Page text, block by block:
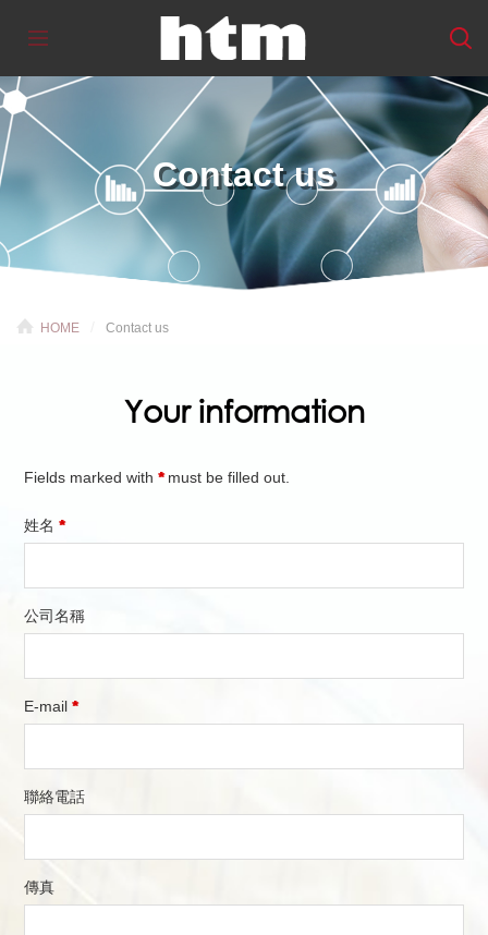
Contact us
HOME Contact us
Your information
Fields marked with*must be filled out.
姓名*
公司名稱
E-mail*
聯絡電話
傳真